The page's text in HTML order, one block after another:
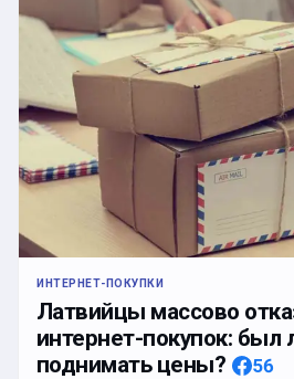
ИНТЕРНЕТ-ПОКУПКИ
Латвийцы массово
интернет-покупок: был
поднимать цены?
56